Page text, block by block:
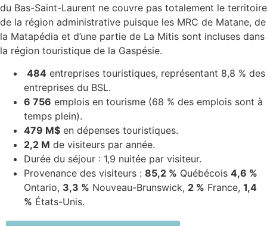
du Bas-Saint-Laurent ne couvre pas totalement le territoire
de la région administrative puisque les MRC de Matane, de
la Matapédia et d’une partie de La Mitis sont incluses dans
la région touristique de la Gaspésie.
484 entreprises touristiques, représentant 8,8 % des
entreprises du BSL.
6 756 emplois en tourisme (68 % des emplois sont à
temps plein).
479 M$ en dépenses touristiques.
2,2 M de visiteurs par année.
Durée du séjour : 1,9 nuitée par visiteur.
Provenance des visiteurs : 85,2 % Québécois 4,6 %
Ontario, 3,3 % Nouveau-Brunswick, 2 % France, 1,4
% États-Unis.